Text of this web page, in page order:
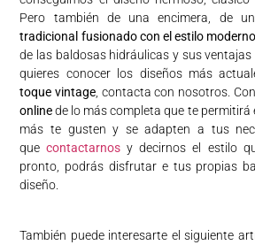
Pero también de una encimera, de
tradicional fusionado con el estilo moderno
de las baldosas hidráulicas y sus
quieres conocer los diseños más
toque vintage, contacta con nosotros.
onlinede lo más completa que te permitirá
más te gusten y se adapten a tus
quecontactarnos y decirnos el estilo
pronto, podrás disfrutar e tus propias
diseño.
También puede interesarte el siguiente